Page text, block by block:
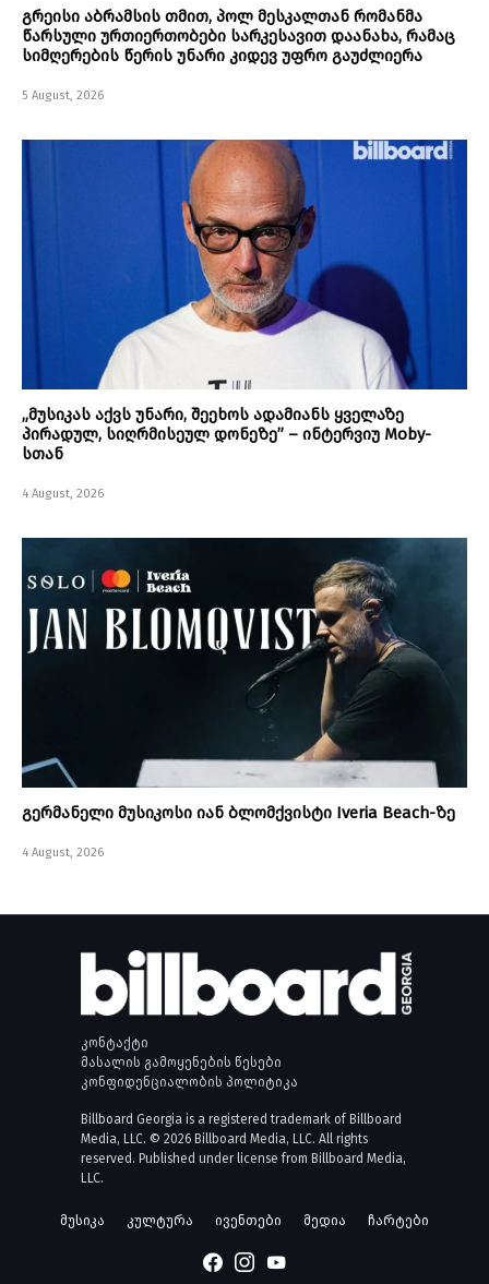
გრეისი აბრამსის თმით, პოლ მესკალთან რომანმა
წარსული ურთიერთობები სარკესავით დაანახა, რამაც
სიმღერების წერის უნარი კიდევ უფრო გაუძლიერა
5 August, 2026
„მუსიკას აქვს უნარი, შეეხოს ადამიანს ყველაზე
პირადულ, სიღრმისეულ დონეზე” – ინტერვიუ Moby-
სთან
4 August, 2026
გერმანელი მუსიკოსი იან ბლომქვისტი Iveria Beach-ზე
4 August, 2026
კონტაქტი
მასალის გამოყენების წესები
კონფიდენციალობის პოლიტიკა
Billboard Georgia is a registered trademark of Billboard
Media, LLC. © 2026 Billboard Media, LLC. All rights
reserved. Published under license from Billboard Media,
LLC.
მუსიკა კულტურა ივენთები მედია ჩარტები